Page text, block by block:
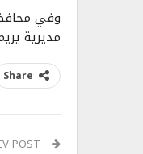
وفي
مديرية
Share